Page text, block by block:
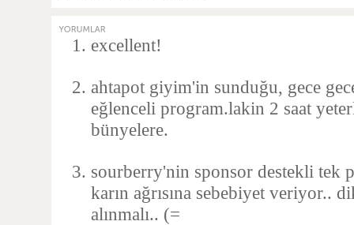
excellent!
ahtapot giyim'in sunduğu, gece
eğlenceli program.lakin 2 saat
bünyelere.
sourberry'nin sponsor destekli tek
karın ağrısına sebebiyet veriyor..
alınmalı.. (=